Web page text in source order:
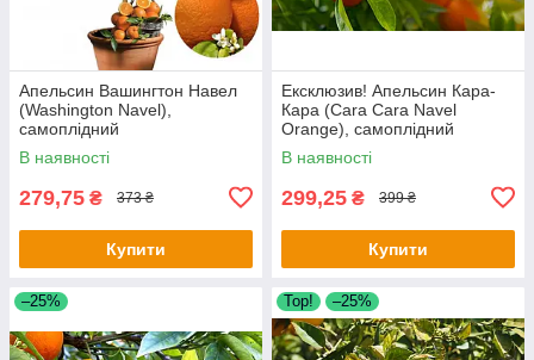
Апельсин Вашингтон Навел
(Washington Navel),
самоплідний
В наявності
279,75 ₴ 373 ₴
Купити
Ексклюзив! Апельсин Кара-
Кара (Cara Cara Navel
Orange), самоплідний
В наявності
299,25 ₴ 399 ₴
Купити
–25% Top! –25%